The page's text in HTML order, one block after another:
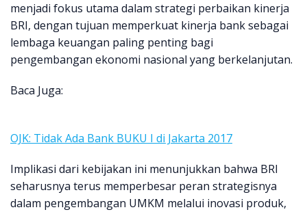
menjadi fokus utama dalam strategi perbaikan kinerja
BRI, dengan tujuan memperkuat kinerja bank sebagai
lembaga keuangan paling penting bagi
pengembangan ekonomi nasional yang berkelanjutan.
Baca Juga:
OJK: Tidak Ada Bank BUKU I di Jakarta 2017
Implikasi dari kebijakan ini menunjukkan bahwa BRI
seharusnya terus memperbesar peran strategisnya
dalam pengembangan UMKM melalui inovasi produk,